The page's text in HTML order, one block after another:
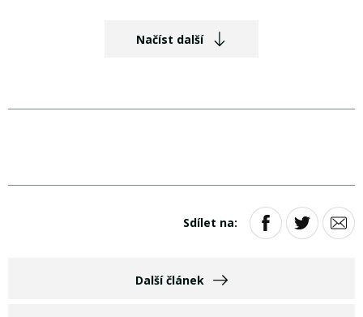
Načíst další
Sdílet na:
Další článek